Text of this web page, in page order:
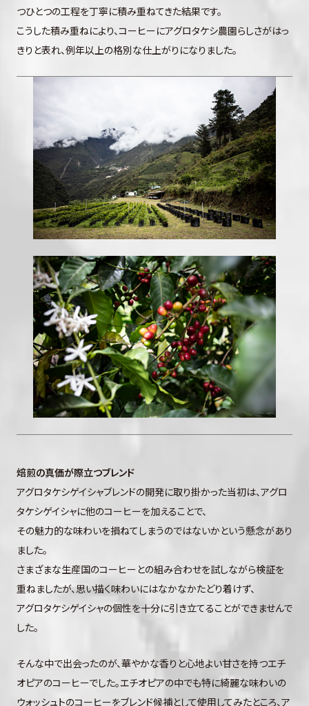
つひとつの工程を丁寧に積み重ねてきた結果です。
こうした積み重ねにより、コーヒーにアグロタケシ農園らしさがはっ
きりと表れ、例年以上の格別な仕上がりになりました。
焙煎の真価が際立つブレンド
アグロタケシゲイシャブレンドの開発に取り掛かった当初は、アグロ
タケシゲイシャに他のコーヒーを加えることで、
その魅力的な味わいを損ねてしまうのではないかという懸念があり
ました。
さまざまな生産国のコーヒーとの組み合わせを試しながら検証を
重ねましたが、思い描く味わいにはなかなかたどり着けず、
アグロタケシゲイシャの個性を十分に引き立てることができませんで
した。
そんな中で出会ったのが、華やかな香りと心地よい甘さを持つエチ
オピアのコーヒーでした。エチオピアの中でも特に綺麗な味わいの
ウォッシュトのコーヒーをブレンド候補として使用してみたところ、ア